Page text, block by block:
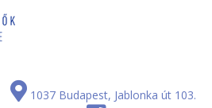
1037 Budapest, Jablonka út 103.